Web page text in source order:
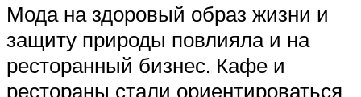
Мода на здоровый образ жизни и
защиту природы повлияла и на
ресторанный бизнес. Кафе и
рестораны стали ориентироваться